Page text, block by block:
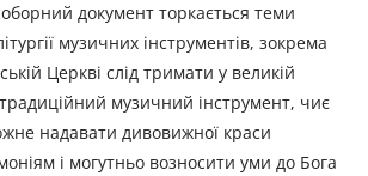
документ торкається теми
музичних інструментів, зокрема
Церкві слід тримати у великій
музичний інструмент, чиє
надавати дивовижної краси
і могутньо возносити уми до Бога